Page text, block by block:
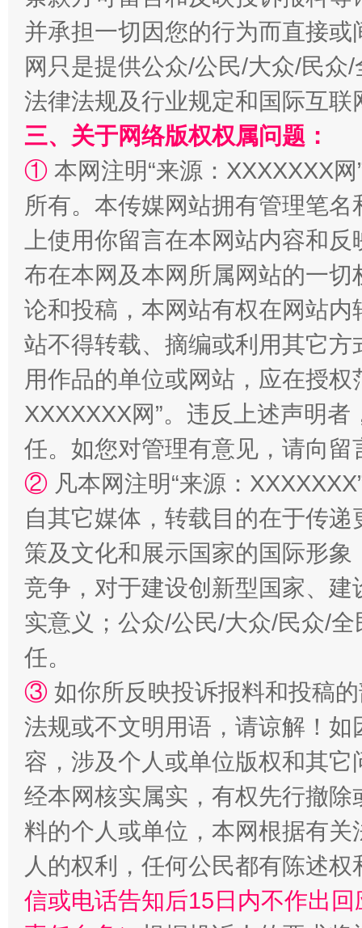
扯下公款旅游的“隐身衣” 如何以
“蜀中异人”王建安的艺术幻境
并承担一切因您的行为而直接
网只是提供公众/公民/大众/民
法律法规及行业规定和国际互
三、关于网络版权权属问题：
① 本网注明“来源：XXXXXXX
所有。本传媒网站拥有管理笔
上使用你留言在本网站内容和
布在本网及本网所属网站的一
论和投稿，本网站有权在网站
站不得转载、摘编或利用其它
用作品的单位或网站，应在授
XXXXXXX网”。违反上述声明
任。如您对管理有意见，请向
② 凡本网注明“来源：
自其它媒体，转载目的在于传
策及文化和展示国家的国际形
竞争，对于建设创新型国家、
实意义；公众/公民/大众/民众/
任。
③ 如你所反映投诉报料和投稿
法规或不文明用语，请谅解！
容，涉及个人或单位版权和其它
经本网核实属实，有权先行撤
料的个人或单位，本网根据有
人的权利，任何公民都有陈述
信或电话告知后15日内不作出